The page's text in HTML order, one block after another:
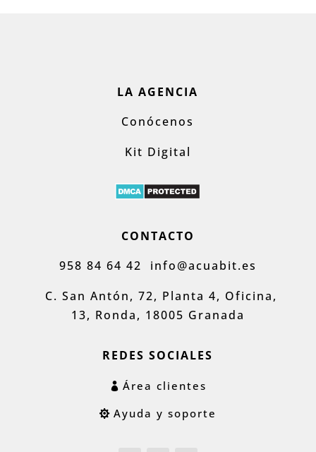
LA AGENCIA
Conócenos
Kit Digital
CONTACTO
958 84 64 42 info@acuabit.es
C. San Antón, 72, Planta 4, Oficina,
13, Ronda, 18005 Granada
REDES SOCIALES
Área clientes
Ayuda y soporte